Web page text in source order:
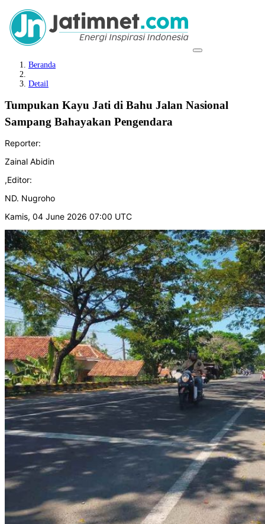
Beranda
Detail
Tumpukan Kayu Jati di Bahu Jalan Nasional
Sampang Bahayakan Pengendara
Reporter:
Zainal Abidin
,Editor:
ND. Nugroho
Kamis, 04 June 2026 07:00 UTC